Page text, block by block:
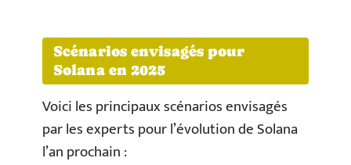
Scénarios envisagés pour
Solana en 2025
Voici les principaux scénarios envisagés
par les experts pour l’évolution de Solana
l’an prochain :